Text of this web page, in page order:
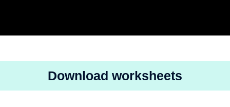
Download worksheets